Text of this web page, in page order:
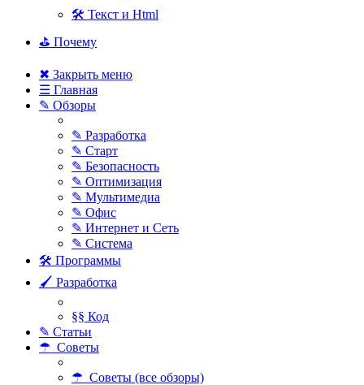
🛠 Текст и Html
⛳ Почему
✖ Закрыть меню
☰ Главная
✎ Обзоры
✎ Разработка
✎ Старт
✎ Безопасность
✎ Оптимизация
✎ Мультимедиа
✎ Офис
✎ Интернет и Сеть
✎ Система
🛠 Программы
🖌 Разработка
§§ Код
✎ Статьи
☂ Советы
☂ Советы (все обзоры)